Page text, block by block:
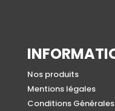
Nos produits
Mentions légales
Conditions